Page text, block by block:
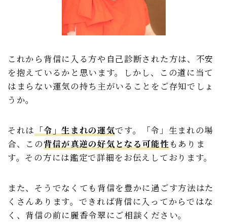
これから背信に入る方や自己診断された方は、不安
を抱えているかと思います。しかし、この道に当て
はまらない運気の持ち主がいることをご存知でしょ
うか。
それは 「令」生まれの運気です。「令」生まれの場
合、この背信が真逆の好気となる可能性 もありま
す。その方には鑑定で詳細をお伝えしております。
また、そうでなくても背信を豊かに過ごす方法はた
くさんあります。できれば背信に入ってからではな
く、背信の前に麗香令翠にご相談ください。